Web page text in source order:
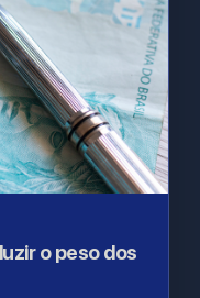
o peso dos